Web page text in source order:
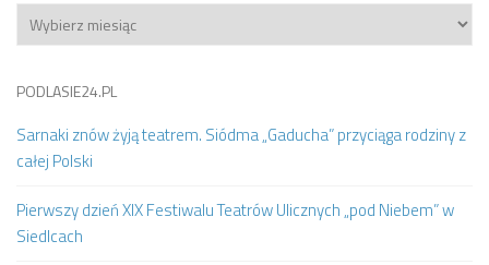
Archiwum
PODLASIE24.PL
Sarnaki znów żyją teatrem. Siódma „Gaducha” przyciąga rodziny z
całej Polski
Pierwszy dzień XIX Festiwalu Teatrów Ulicznych „pod Niebem” w
Siedlcach